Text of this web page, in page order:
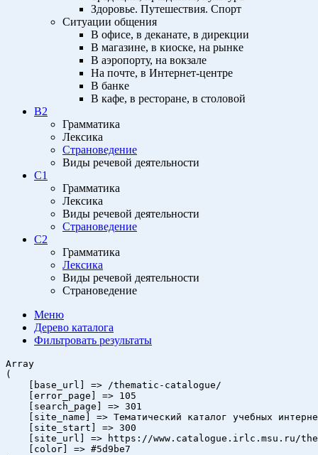
Здоровье. Путешествия. Спорт
Ситуации общения
В офисе, в деканате, в дирекции
В магазине, в киоске, на рынке
В аэропорту, на вокзале
На почте, в Интернет-центре
В банке
В кафе, в ресторане, в столовой
B2
Грамматика
Лексика
Страноведение
Виды речевой деятельности
C1
Грамматика
Лексика
Виды речевой деятельности
Страноведение
C2
Грамматика
Лексика
Виды речевой деятельности
Страноведение
Меню
Дерево каталога
Фильтровать результаты
Array
(
    [base_url] => /thematic-catalogue/
    [error_page] => 105
    [search_page] => 301
[site_name] => Тематический каталог учебных
    [site_start] => 300
[site_url] => https://www.catalogue.irlc.msu.ru/
    [color] => #5d9be7